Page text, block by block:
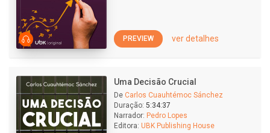
PREVIEW ver detalhes
Uma Decisão Crucial
De Carlos Cuauhtémoc Sánchez
Duração: 5:34:37
Narrador: Pedro Lopes
Editora: UBK Publishing House